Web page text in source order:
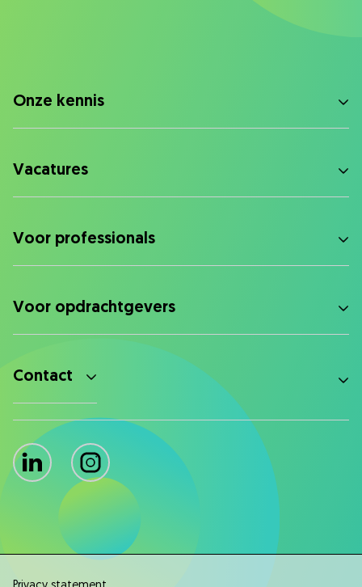
Onze kennis
Vacatures
Voor professionals
Voor opdrachtgevers
Contact
LinkedIn Instagram